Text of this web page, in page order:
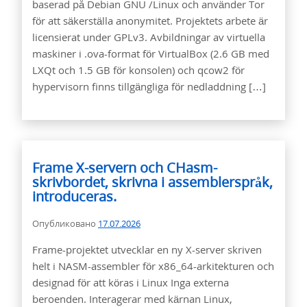
baserad på Debian GNU /Linux och använder Tor
för att säkerställa anonymitet. Projektets arbete är
licensierat under GPLv3. Avbildningar av virtuella
maskiner i .ova-format för VirtualBox (2.6 GB med
LXQt och 1.5 GB för konsolen) och qcow2 för
hypervisorn finns tillgängliga för nedladdning […]
Frame X-servern och CHasm-
skrivbordet, skrivna i assemblerspråk,
introduceras.
Опубликовано 17.07.2026
Frame-projektet utvecklar en ny X-server skriven
helt i NASM-assembler för x86_64-arkitekturen och
designad för att köras i Linux Inga externa
beroenden. Interagerar med kärnan Linux,